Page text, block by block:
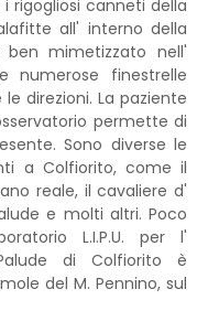
rigogliosi canneti della
all' interno della
ben mimetizzato nell'
numerose finestrelle
direzioni. La paziente
permette di
Sono diverse le
a Colfiorito, come il
reale, il cavaliere d'
e molti altri. Poco
L.I.P.U. per l'
di Colfiorito è
del M. Pennino, sul